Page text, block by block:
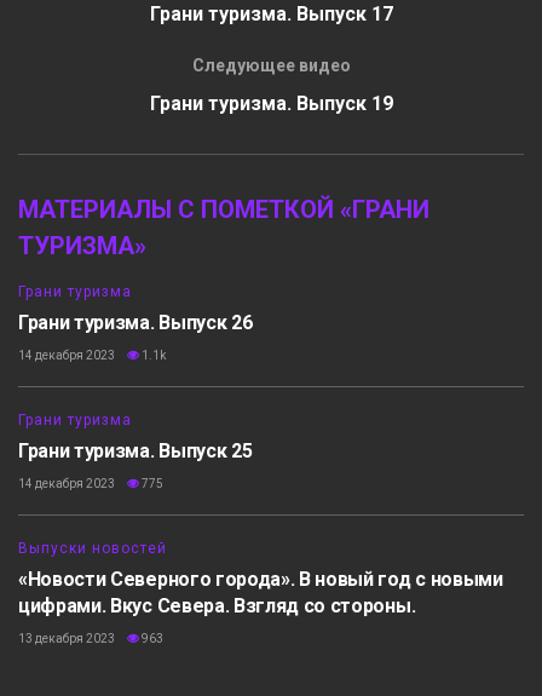
Грани туризма. Выпуск 17
Следующее видео
Грани туризма. Выпуск 19
МАТЕРИАЛЫ С ПОМЕТКОЙ «ГРАНИ
ТУРИЗМА»
Грани туризма
Грани туризма. Выпуск 26
14 декабря 2023 1.1k
5:58
Грани туризма
Грани туризма. Выпуск 25
14 декабря 2023 775
20:11
Выпуски новостей
«Новости Северного города». В новый год с новыми
цифрами. Вкус Севера. Взгляд со стороны.
13 декабря 2023 963